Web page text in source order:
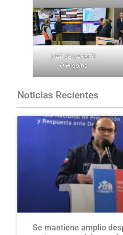
UAT SENAPRED
O’Higgins
Noticias Recientes
Se mantiene amplio